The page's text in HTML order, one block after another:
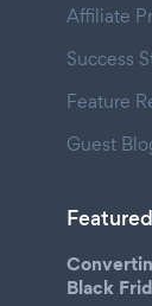
Affiliate
Success
Feature
Guest
Black